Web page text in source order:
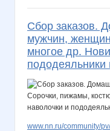
Сбор заказов.
мужчин,
многое др.
www.nn.ru/community/